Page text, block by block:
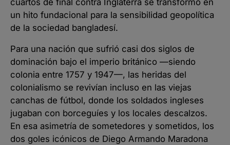
un hito fundacional para la sensibilidad geopolítica
de la sociedad bangladesí.
Para una nación que sufrió casi dos siglos de
dominación bajo el imperio británico —siendo
colonia entre 1757 y 1947—, las heridas del
colonialismo se revivían incluso en las viejas
canchas de fútbol, donde los soldados ingleses
jugaban con borceguíes y los locales descalzos.
En esa asimetría de sometedores y sometidos, los
dos goles icónicos de Diego Armando Maradona